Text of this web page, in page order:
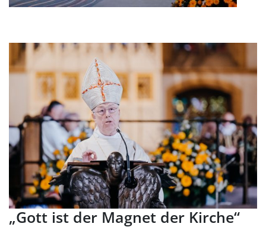
„Gott ist der Magnet der Kirche“